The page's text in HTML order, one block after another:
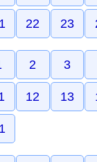
22 23
2 3
12 13